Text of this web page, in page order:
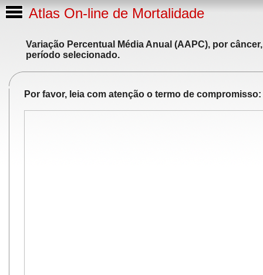
Atlas On-line de Mortalidade
Variação Percentual Média Anual (AAPC), por
período selecionado.
Por favor, leia com atenção o termo de compromisso: